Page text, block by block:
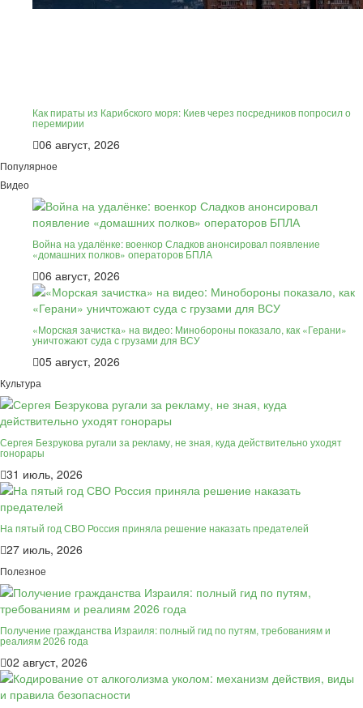
Как пираты из Карибского моря: Киев через посредников попросил о
перемирии
06 август, 2026
Популярное
Видео
Война на удалёнке: военкор Сладков анонсировал появление
«домашних полков» операторов БПЛА
06 август, 2026
«Морская зачистка» на видео: Минобороны показало, как «Герани»
уничтожают суда с грузами для ВСУ
05 август, 2026
Культура
Сергея Безрукова ругали за рекламу, не зная, куда действительно уходят
гонорары
31 июль, 2026
На пятый год СВО Россия приняла решение наказать предателей
27 июль, 2026
Полезное
Получение гражданства Израиля: полный гид по путям, требованиям и
реалиям 2026 года
02 август, 2026